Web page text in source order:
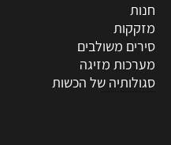
חנות
מזקקות
סירים משולבים
מערכות מזיגה
סגולותיה של הכשות